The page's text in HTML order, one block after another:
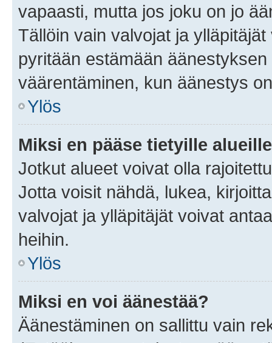
vapaasti, mutta jos joku on jo
Tällöin vain valvojat ja
pyritään estämään
väärentäminen, kun äänestys
Ylös
Miksi en pääse tietyille
Jotkut alueet voivat olla
Jotta voisit nähdä, lukea,
valvojat ja ylläpitäjät voivat
heihin.
Ylös
Miksi en voi äänestää?
Äänestäminen on sallittu vain